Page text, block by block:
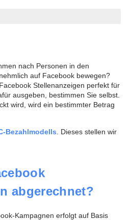
nach Personen in den
auf Facebook bewegen?
Stellenanzeigen perfekt für
ausgeben, bestimmen Sie selbst.
wird, wird ein bestimmter Betrag
Bezahlmodells . Dieses stellen wir
abgerechnet?
Kampagnen erfolgt auf Basis